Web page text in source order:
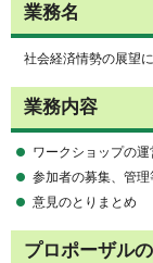
業務名
社会経済情勢の展望
業務内容
ワークショップの
参加者の募集、管理
意見のとりまとめ
プロポーザル